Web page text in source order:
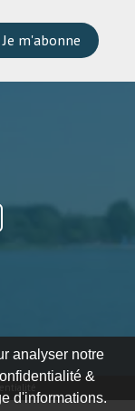
analyser notre
&
d'informations.
Je m'abonne